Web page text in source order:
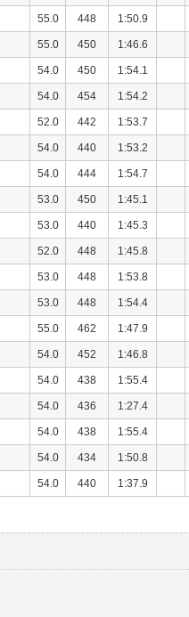
55.0 448 1:50.9
55.0 450 1:46.6
54.0 450 1:54.1
54.0 454 1:54.2
52.0 442 1:53.7
54.0 440 1:53.2
54.0 444 1:54.7
53.0 450 1:45.1
53.0 440 1:45.3
52.0 448 1:45.8
53.0 448 1:53.8
53.0 448 1:54.4
55.0 462 1:47.9
54.0 452 1:46.8
54.0 438 1:55.4
54.0 436 1:27.4
54.0 438 1:55.4
54.0 434 1:50.8
54.0 440 1:37.9